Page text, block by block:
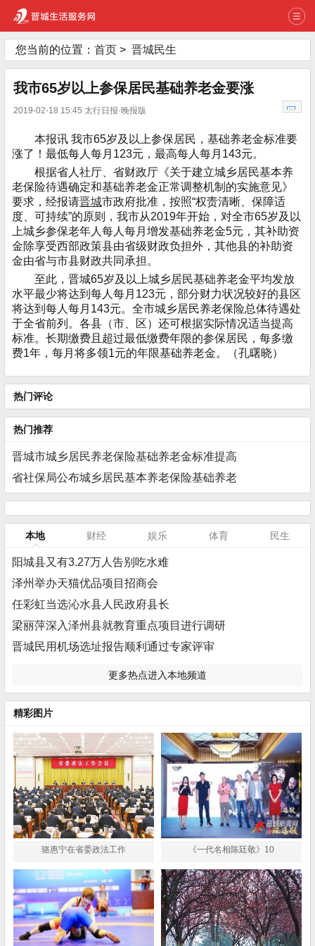
您当前的位置： 首页 > 晋城民生
我市65岁以上参保居民基础养老金要涨
2019-02-18 15:45 太行日报·晚报版
本报讯 我市65岁及以上参保居民，基础养老金标准要
涨了！最低每人每月123元，最高每人每月143元。
根据省人社厅、省财政厅《关于建立城乡居民基本养
老保险待遇确定和基础养老金正常调整机制的实施意见》
要求，经报请晋城市政府批准，按照“权责清晰、保障适
度、可持续”的原则，我市从2019年开始，对全市65岁及以
上城乡参保老年人每人每月增发基础养老金5元，其补助资
金除享受西部政策县由省级财政负担外，其他县的补助资
金由省与市县财政共同承担。
至此，晋城65岁及以上城乡居民基础养老金平均发放
水平最少将达到每人每月123元，部分财力状况较好的县区
将达到每人每月143元。全市城乡居民养老保险总体待遇处
于全省前列。各县（市、区）还可根据实际情况适当提高
标准。长期缴费且超过最低缴费年限的参保居民，每多缴
费1年，每月将多领1元的年限基础养老金。（孔曙晓）
热门评论
热门推荐
晋城市城乡居民养老保险基础养老金标准提高
省社保局公布城乡居民基本养老保险基础养老
本地 财经 娱乐 体育 民生
阳城县又有3.27万人告别吃水难
泽州举办天猫优品项目招商会
任彩虹当选沁水县人民政府县长
梁丽萍深入泽州县就教育重点项目进行调研
晋城民用机场选址报告顺利通过专家评审
更多热点进入本地频道
精彩图片
骆惠宁在省委政法工作 《一代名相陈廷敬》10